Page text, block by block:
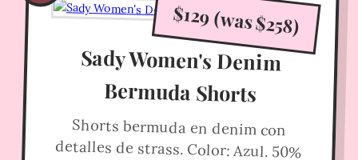
$129 (was $258)
Sady Women's Denim
Bermuda Shorts
Shorts bermuda en denim con
detalles de strass. Color: Azul. 50%